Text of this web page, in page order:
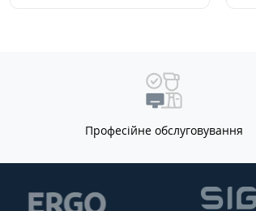
Професійне обслуговування